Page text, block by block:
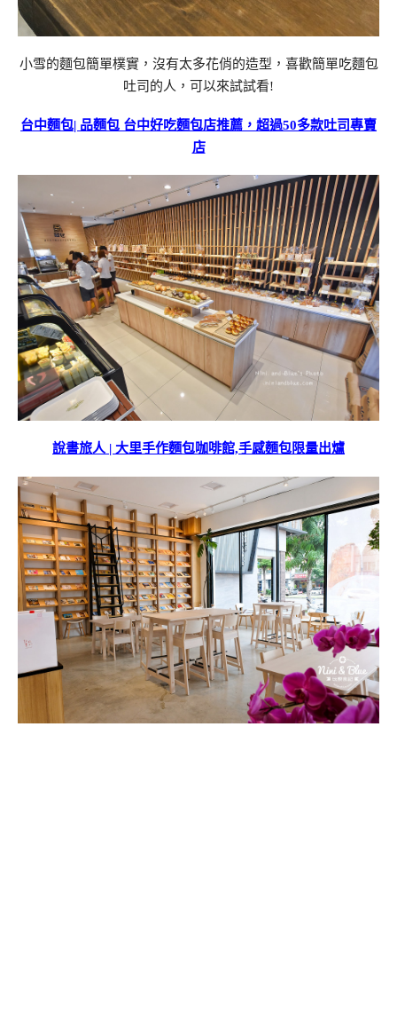
小雪的麵包簡單樸實，沒有太多花俏的造型，喜歡簡單吃麵包
吐司的人，可以來試試看!
台中麵包| 品麵包 台中好吃麵包店推薦，超過50多款吐司專賣
店
說書旅人 | 大里手作麵包咖啡館,手感麵包限量出爐